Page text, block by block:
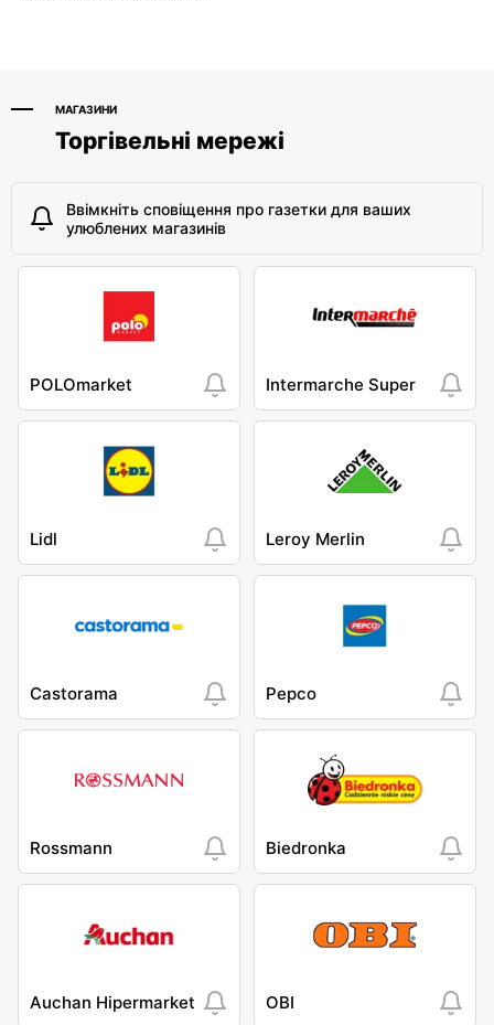
МАГАЗИНИ
Торгівельні мережі
Ввімкніть сповіщення про газетки для ваших
улюблених магазинів
POLOmarket Intermarche Super
Lidl Leroy Merlin
Castorama Pepco
Rossmann Biedronka
Auchan Hipermarket OBI